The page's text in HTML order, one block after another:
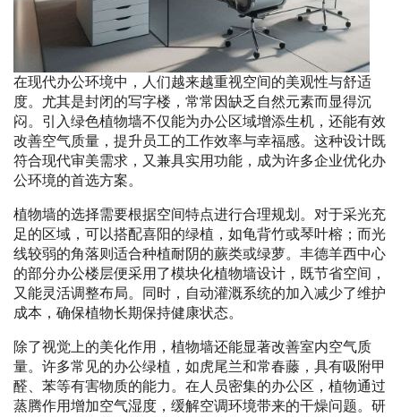
在现代办公环境中，人们越来越重视空间的美观性与舒适
度。尤其是封闭的写字楼，常常因缺乏自然元素而显得沉
闷。引入绿色植物墙不仅能为办公区域增添生机，还能有效
改善空气质量，提升员工的工作效率与幸福感。这种设计既
符合现代审美需求，又兼具实用功能，成为许多企业优化办
公环境的首选方案。
植物墙的选择需要根据空间特点进行合理规划。对于采光充
足的区域，可以搭配喜阳的绿植，如龟背竹或琴叶榕；而光
线较弱的角落则适合种植耐阴的蕨类或绿萝。丰德羊西中心
的部分办公楼层便采用了模块化植物墙设计，既节省空间，
又能灵活调整布局。同时，自动灌溉系统的加入减少了维护
成本，确保植物长期保持健康状态。
除了视觉上的美化作用，植物墙还能显著改善室内空气质
量。许多常见的办公绿植，如虎尾兰和常春藤，具有吸附甲
醛、苯等有害物质的能力。在人员密集的办公区，植物通过
蒸腾作用增加空气湿度，缓解空调环境带来的干燥问题。研